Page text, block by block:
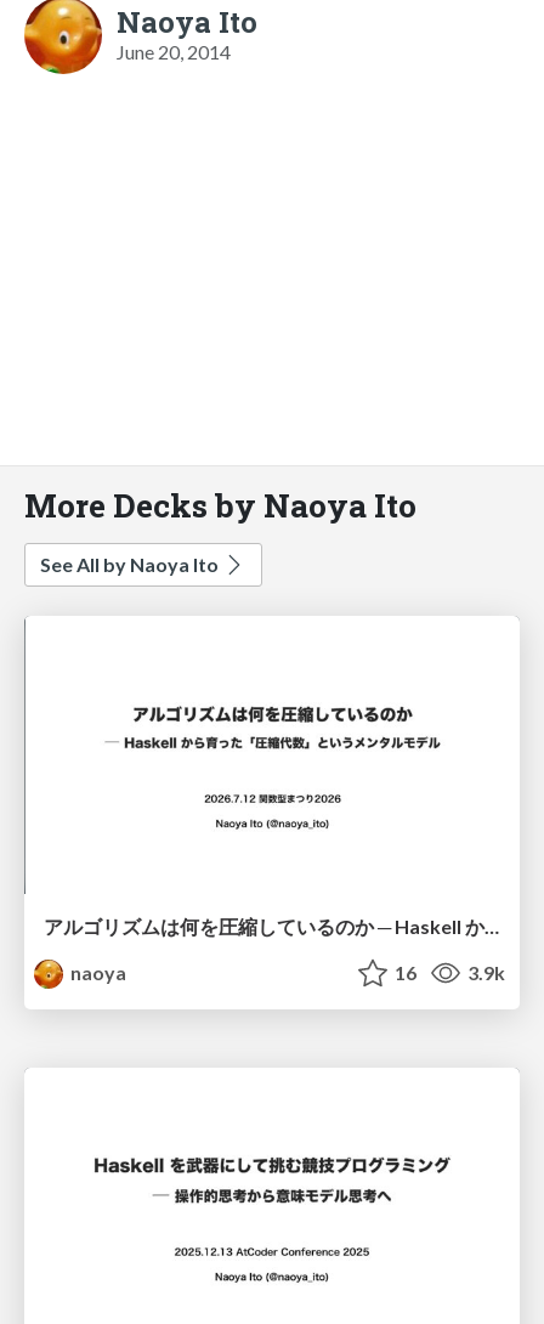
Naoya Ito
June 20, 2014
More Decks by Naoya Ito
See All by Naoya Ito
アルゴリズムは何を圧縮しているのか ─ Haskell から育った「圧縮代数」というメンタルモデル
naoya
16 3.9k